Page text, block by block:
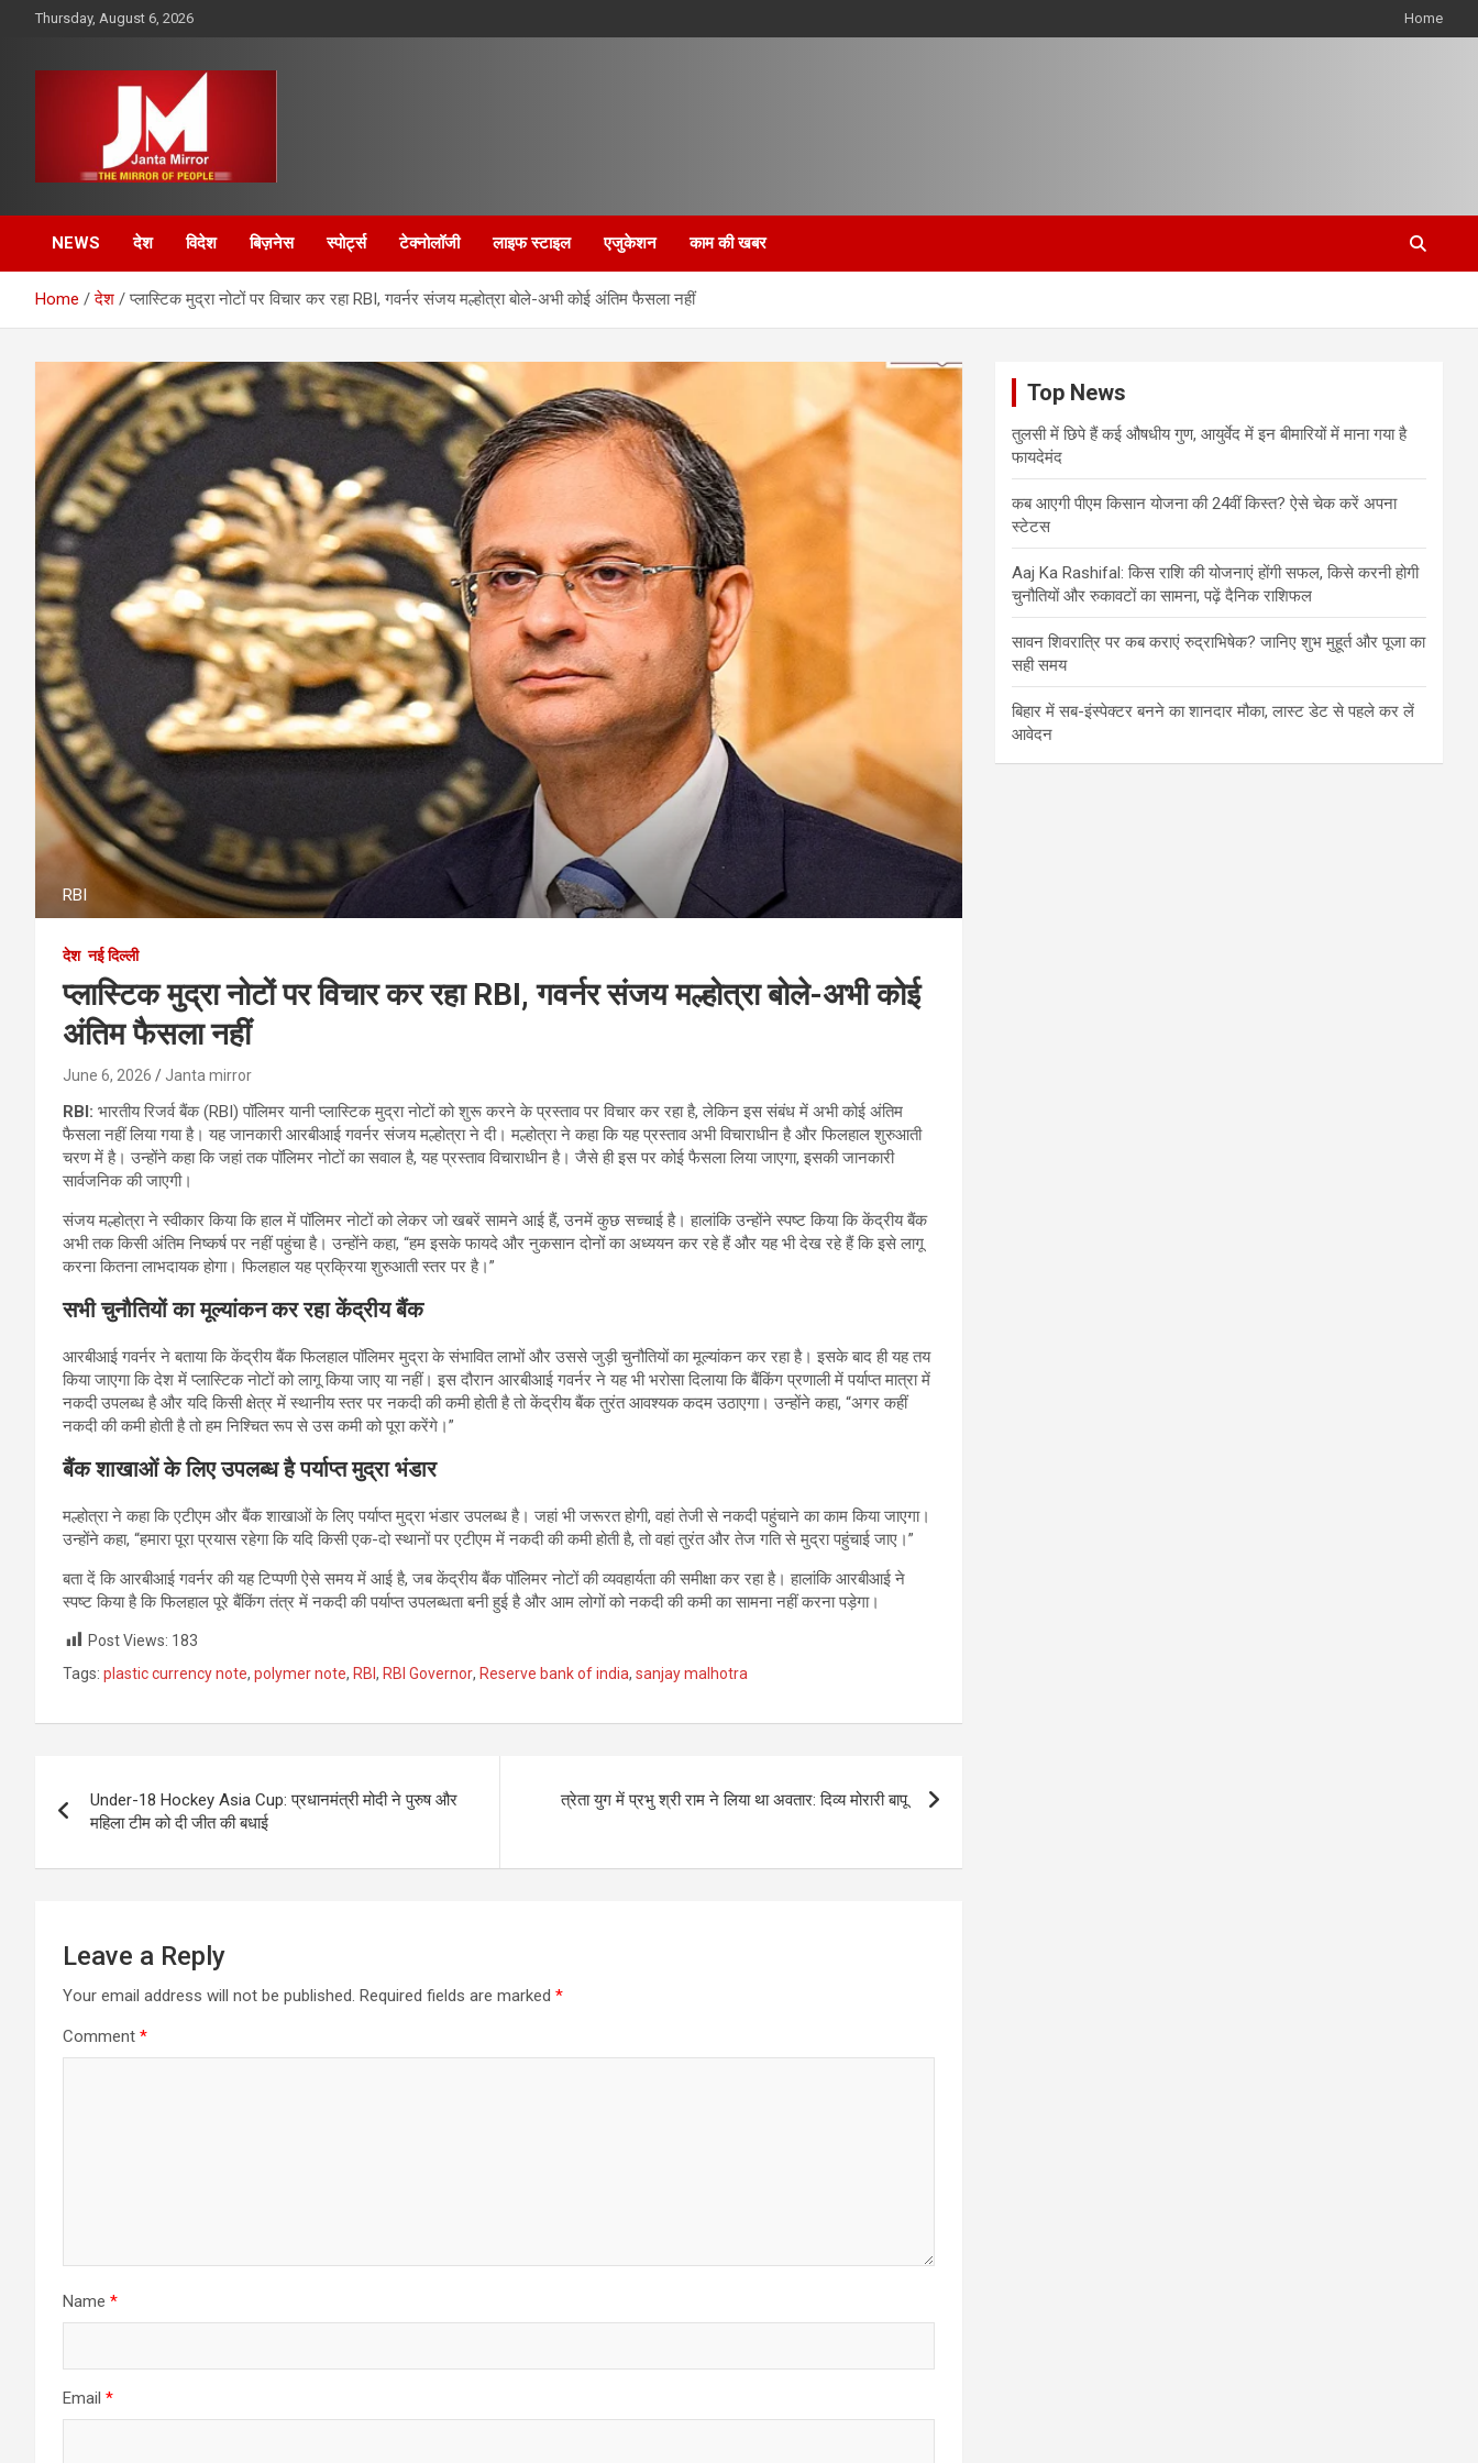
Thursday, August 6, 2026 Home
Janta Mirror
NEWS देश विदेश बिज़नेस स्पोर्ट्स टेक्नोलॉजी लाइफ स्टाइल एजुकेशन काम की खबर
Home देश प्लास्टिक मुद्रा नोटों पर विचार कर रहा RBI, गवर्नर संजय मल्होत्रा बोले-अभी कोई अंतिम फैसला नहीं
RBI
देश नई दिल्ली
प्लास्टिक मुद्रा नोटों पर विचार कर रहा RBI, गवर्नर संजय मल्होत्रा बोले-अभी कोई
अंतिम फैसला नहीं
June 6, 2026 Janta mirror
RBI: भारतीय रिजर्व बैंक (RBI) पॉलिमर यानी प्लास्टिक मुद्रा नोटों को शुरू करने के प्रस्ताव पर विचार कर रहा है, लेकिन इस संबंध में अभी कोई अंतिम
फैसला नहीं लिया गया है। यह जानकारी आरबीआई गवर्नर संजय मल्होत्रा ने दी। मल्होत्रा ने कहा कि यह प्रस्ताव अभी विचाराधीन है और फिलहाल शुरुआती
चरण में है। उन्होंने कहा कि जहां तक पॉलिमर नोटों का सवाल है, यह प्रस्ताव विचाराधीन है। जैसे ही इस पर कोई फैसला लिया जाएगा, इसकी जानकारी
सार्वजनिक की जाएगी।
संजय मल्होत्रा ने स्वीकार किया कि हाल में पॉलिमर नोटों को लेकर जो खबरें सामने आई हैं, उनमें कुछ सच्चाई है। हालांकि उन्होंने स्पष्ट किया कि केंद्रीय बैंक
अभी तक किसी अंतिम निष्कर्ष पर नहीं पहुंचा है। उन्होंने कहा, “हम इसके फायदे और नुकसान दोनों का अध्ययन कर रहे हैं और यह भी देख रहे हैं कि इसे लागू
करना कितना लाभदायक होगा। फिलहाल यह प्रक्रिया शुरुआती स्तर पर है।”
सभी चुनौतियों का मूल्यांकन कर रहा केंद्रीय बैंक
आरबीआई गवर्नर ने बताया कि केंद्रीय बैंक फिलहाल पॉलिमर मुद्रा के संभावित लाभों और उससे जुड़ी चुनौतियों का मूल्यांकन कर रहा है। इसके बाद ही यह तय
किया जाएगा कि देश में प्लास्टिक नोटों को लागू किया जाए या नहीं। इस दौरान आरबीआई गवर्नर ने यह भी भरोसा दिलाया कि बैंकिंग प्रणाली में पर्याप्त मात्रा में
नकदी उपलब्ध है और यदि किसी क्षेत्र में स्थानीय स्तर पर नकदी की कमी होती है तो केंद्रीय बैंक तुरंत आवश्यक कदम उठाएगा। उन्होंने कहा, “अगर कहीं
नकदी की कमी होती है तो हम निश्चित रूप से उस कमी को पूरा करेंगे।”
बैंक शाखाओं के लिए उपलब्ध है पर्याप्त मुद्रा भंडार
मल्होत्रा ने कहा कि एटीएम और बैंक शाखाओं के लिए पर्याप्त मुद्रा भंडार उपलब्ध है। जहां भी जरूरत होगी, वहां तेजी से नकदी पहुंचाने का काम किया जाएगा।
उन्होंने कहा, “हमारा पूरा प्रयास रहेगा कि यदि किसी एक-दो स्थानों पर एटीएम में नकदी की कमी होती है, तो वहां तुरंत और तेज गति से मुद्रा पहुंचाई जाए।”
बता दें कि आरबीआई गवर्नर की यह टिप्पणी ऐसे समय में आई है, जब केंद्रीय बैंक पॉलिमर नोटों की व्यवहार्यता की समीक्षा कर रहा है। हालांकि आरबीआई ने
स्पष्ट किया है कि फिलहाल पूरे बैंकिंग तंत्र में नकदी की पर्याप्त उपलब्धता बनी हुई है और आम लोगों को नकदी की कमी का सामना नहीं करना पड़ेगा।
Post Views: 183
Tags: plastic currency note, polymer note, RBI , RBI Governor, Reserve bank of india, sanjay malhotra
navigation
Under-18 Hockey Asia Cup: प्रधानमंत्री मोदी ने पुरुष और
महिला टीम को दी जीत की बधाई
त्रेता युग में प्रभु श्री राम ने लिया था अवतार: दिव्य मोरारी बापू
Leave a Reply
Your email address will not be published. Required fields are marked *
Comment *
Name *
Email *
Top News
तुलसी में छिपे हैं कई औषधीय गुण, आयुर्वेद में इन बीमारियों में माना गया है
फायदेमंद
कब आएगी पीएम किसान योजना की 24वीं किस्त? ऐसे चेक करें अपना
स्टेटस
Aaj Ka Rashifal: किस राशि की योजनाएं होंगी सफल, किसे करनी होगी
चुनौतियों और रुकावटों का सामना, पढ़ें दैनिक राशिफल
सावन शिवरात्रि पर कब कराएं रुद्राभिषेक? जानिए शुभ मुहूर्त और पूजा का
सही समय
बिहार में सब-इंस्पेक्टर बनने का शानदार मौका, लास्ट डेट से पहले कर लें
आवेदन